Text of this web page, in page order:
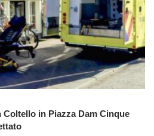
in Piazza Dam Cinque